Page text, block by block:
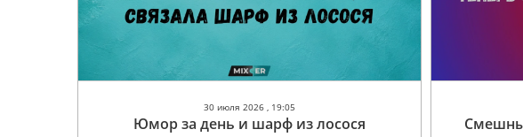
30 июля 2026 , 19:05
Юмор за день и шарф из лосося